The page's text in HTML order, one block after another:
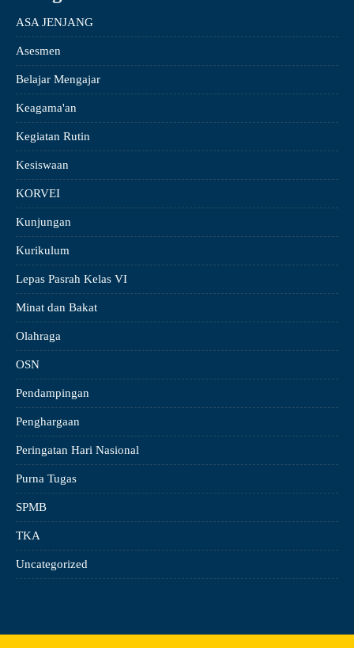
ASA JENJANG
Asesmen
Belajar Mengajar
Keagama'an
Kegiatan Rutin
Kesiswaan
KORVEI
Kunjungan
Kurikulum
Lepas Pasrah Kelas VI
Minat dan Bakat
Olahraga
OSN
Pendampingan
Penghargaan
Peringatan Hari Nasional
Purna Tugas
SPMB
TKA
Uncategorized